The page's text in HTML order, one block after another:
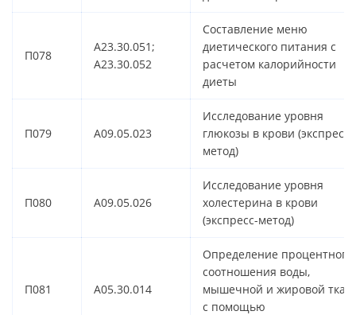
П078
A23.30.051;
A23.30.052
Составление меню
диетического питания с
расчетом калорийности
диеты
П079 A09.05.023
Исследование уровня
глюкозы в крови (экспресс-
метод)
П080 A09.05.026
Исследование уровня
холестерина в крови
(экспресс-метод)
П081 A05.30.014
Определение процентного
соотношения воды,
мышечной и жировой
с помощью